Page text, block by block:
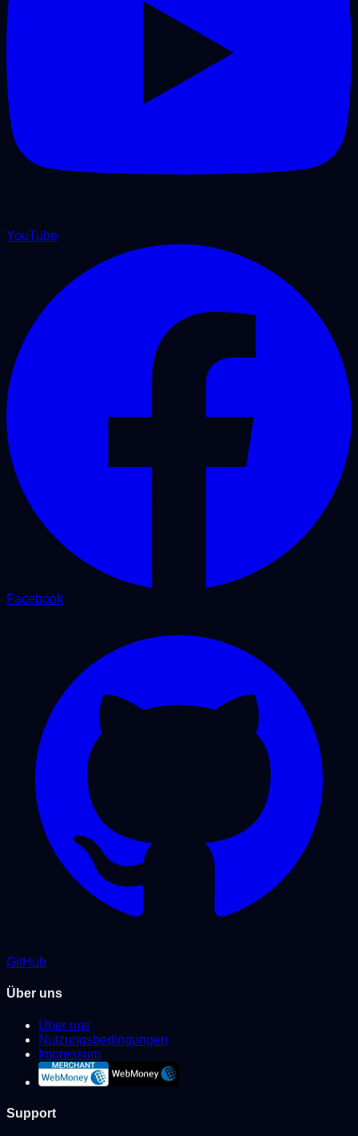
YouTube
Facebook
GitHub
Über uns
Über uns
Nutzungsbedingungen
Impressum
Support